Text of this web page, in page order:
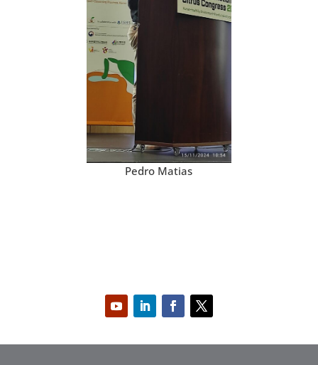
Pedro Matias